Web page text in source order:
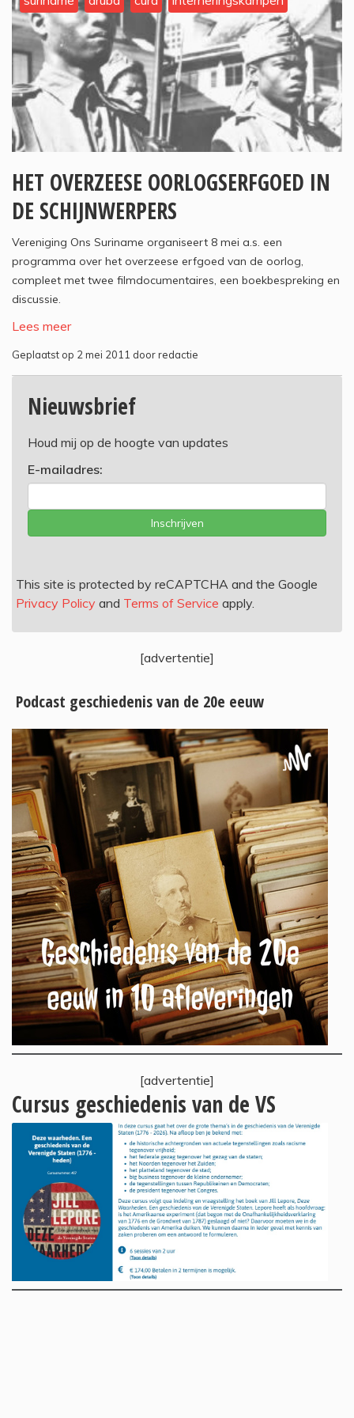
HET OVERZEESE OORLOGSERFGOED IN
DE SCHIJNWERPERS
Vereniging Ons Suriname organiseert 8 mei a.s. een
programma over het overzeese erfgoed van de oorlog,
compleet met twee filmdocumentaires, een boekbespreking en
discussie.
Lees meer
Geplaatst op 2 mei 2011 door redactie
Nieuwsbrief
Houd mij op de hoogte van updates
E-mailadres:
Inschrijven
This site is protected by reCAPTCHA and the Google
Privacy Policy and Terms of Service apply.
[advertentie]
Podcast geschiedenis van de 20e eeuw
[advertentie]
Cursus geschiedenis van de VS